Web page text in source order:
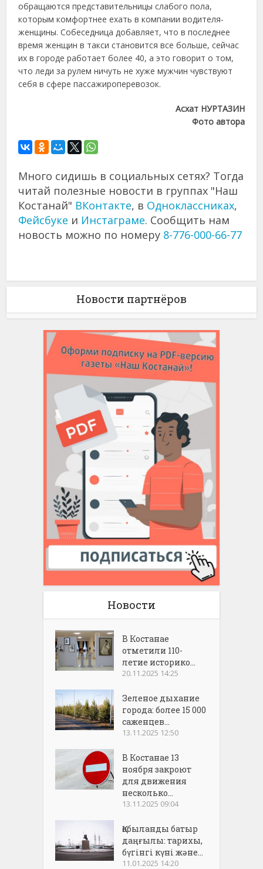
обращаются представительницы слабого пола,
которым комфортнее ехать в компании водителя-
женщины. Собеседница добавляет, что в последнее
время женщин в такси становится все больше, сейчас
их в городе работает более 40, а это говорит о том,
что леди за рулем ничуть не хуже мужчин чувствуют
себя в сфере пассажироперевозок.
Асхат НУРТАЗИН
Фото автора
Много сидишь в социальных сетях? Тогда
читай полезные новости в группах "Наш
Костанай" ВКонтакте, в Одноклассниках,
Фейсбуке и Инстаграме. Сообщить нам
новость можно по номеру 8-776-000-66-77
Новости партнёров
Новости
В Костанае
отметили 110-
летие историко...
20.11.2025 14:25
Зеленое дыхание
города: более 15 000
саженцев...
13.11.2025 12:50
В Костанае 13
ноября закроют
для движения
несколько...
13.11.2025 09:04
Қобыланды батыр
даңғылы: тарихы,
бүгінгі күні және...
11.01.2025 14:20